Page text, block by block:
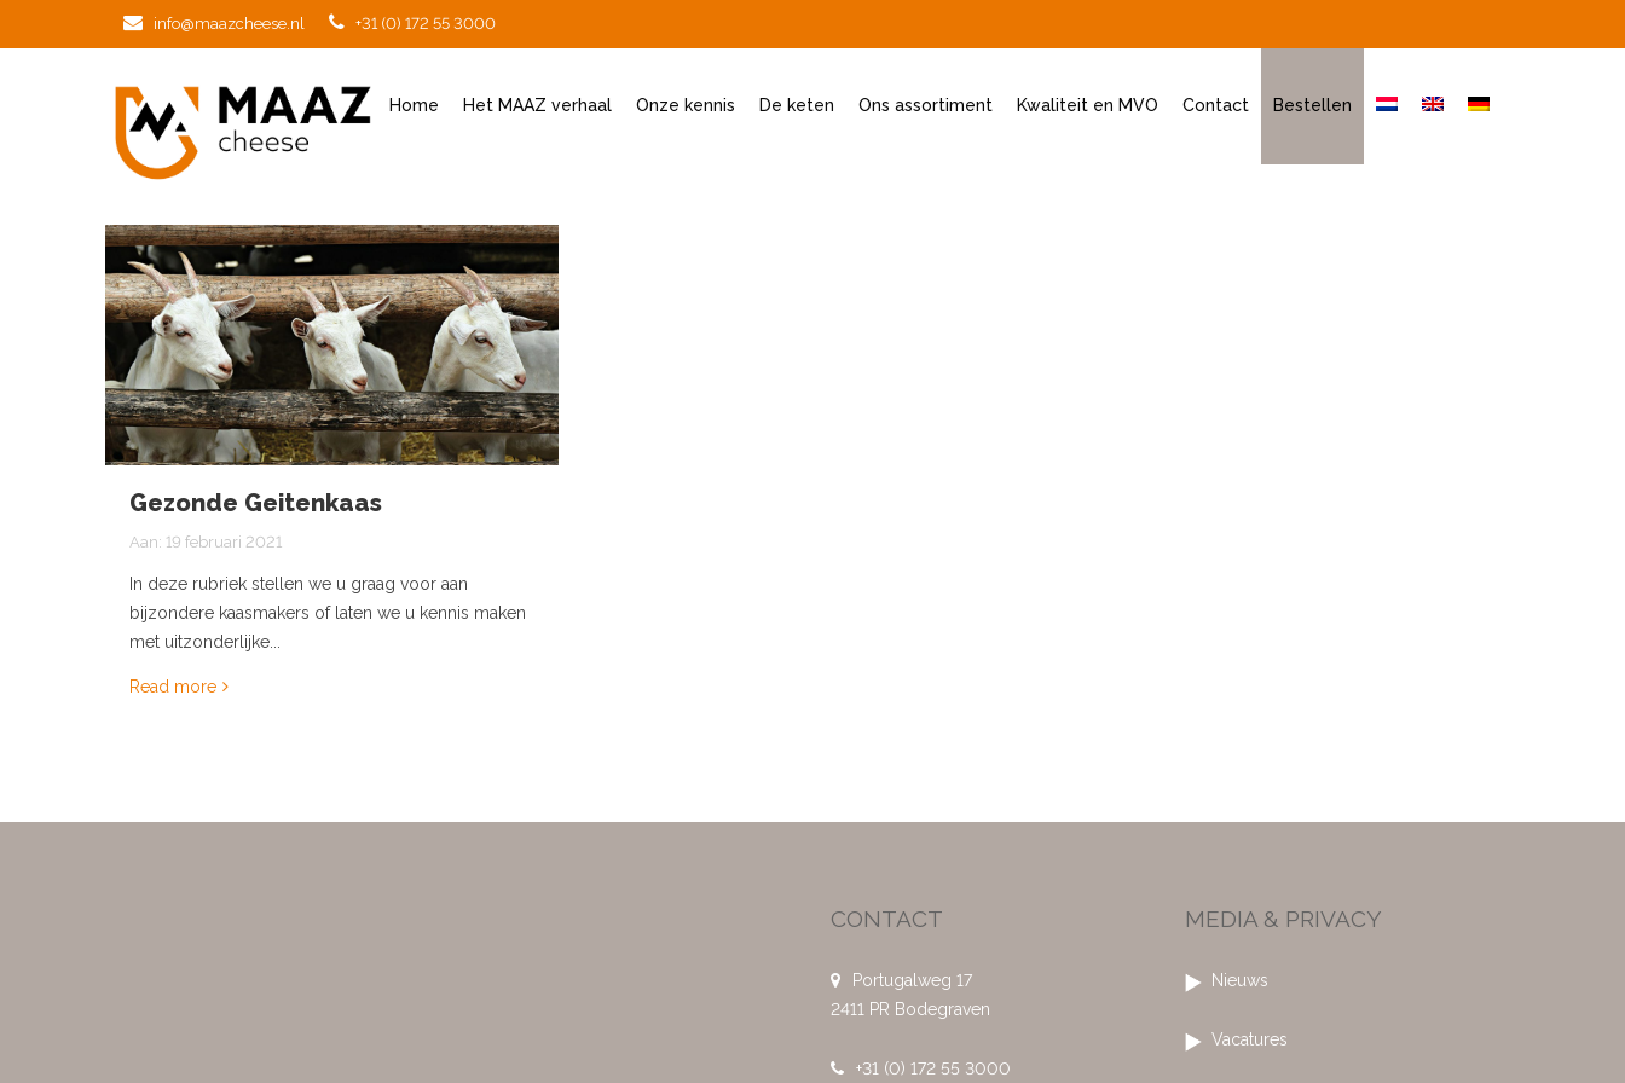
info@maazcheese.nl +31 (0) 172 55 3000
Home Het MAAZ verhaal Onze kennis De keten Ons assortiment Kwaliteit en MVO Contact Bestellen
Gezonde Geitenkaas
Aan: 19 februari 2021
In deze rubriek stellen we u graag voor aan
bijzondere kaasmakers of laten we u kennis maken
met uitzonderlijke...
Read more
CONTACT
Portugalweg 17
2411 PR Bodegraven
+31 (0) 172 55 3000
MEDIA & PRIVACY
Nieuws
Vacatures